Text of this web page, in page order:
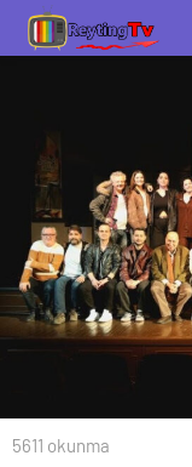
ile selamladı!
5611 okunma